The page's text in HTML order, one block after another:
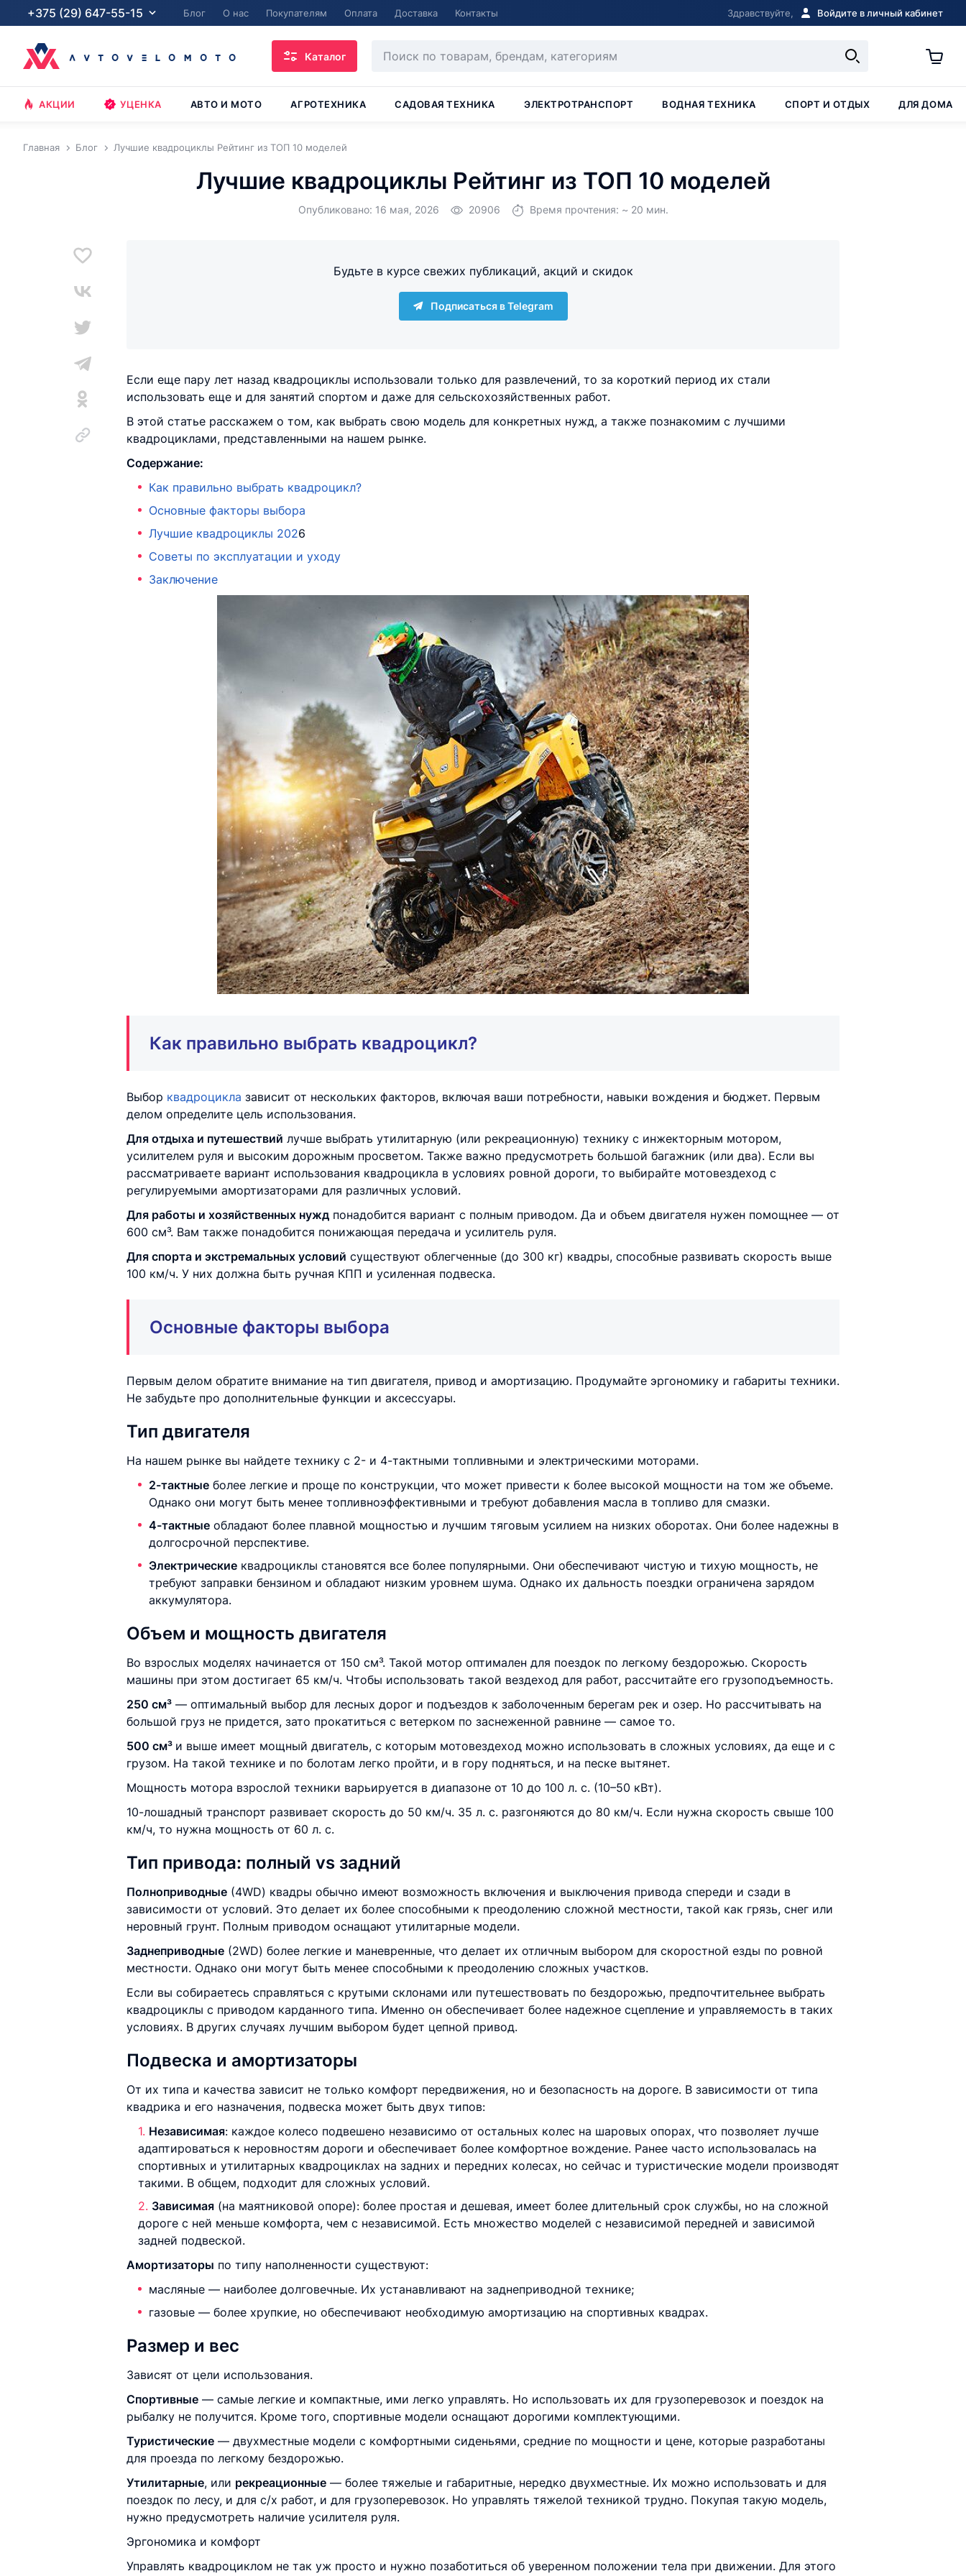
+375 (29) 647-55-15 Блог О нас Покупателям Оплата Доставка Контакты Здравствуйте, Войдите в личный кабинет
Каталог
АКЦИИ УЦЕНКА АВТО И МОТО АГРОТЕХНИКА САДОВАЯ ТЕХНИКА ЭЛЕКТРОТРАНСПОРТ ВОДНАЯ ТЕХНИКА СПОРТ И ОТДЫХ ДЛЯ ДОМА
Главная Блог Лучшие квадроциклы Рейтинг из ТОП 10 моделей
Лучшие квадроциклы Рейтинг из ТОП 10 моделей
Опубликовано: 16 мая, 2026 20906 Время прочтения: ~ 20 мин.
Будьте в курсе свежих публикаций, акций и скидок
Подписаться в Telegram
Если еще пару лет назад квадроциклы использовали только для развлечений, то за короткий период их стали
использовать еще и для занятий спортом и даже для сельскохозяйственных работ.
В этой статье расскажем о том, как выбрать свою модель для конкретных нужд, а также познакомим с лучшими
квадроциклами, представленными на нашем рынке.
Содержание:
Как правильно выбрать квадроцикл?
Основные факторы выбора
Лучшие квадроциклы 2026
Советы по эксплуатации и уходу
Заключение
Как правильно выбрать квадроцикл?
Выбор квадроцикла зависит от нескольких факторов, включая ваши потребности, навыки вождения и бюджет. Первым
делом определите цель использования.
Для отдыха и путешествий лучше выбрать утилитарную (или рекреационную) технику с инжекторным мотором,
усилителем руля и высоким дорожным просветом. Также важно предусмотреть большой багажник (или два). Если вы
рассматриваете вариант использования квадроцикла в условиях ровной дороги, то выбирайте мотовездеход с
регулируемыми амортизаторами для различных условий.
Для работы и хозяйственных нужд понадобится вариант с полным приводом. Да и объем двигателя нужен помощнее — от
600 см³. Вам также понадобится понижающая передача и усилитель руля.
Для спорта и экстремальных условий существуют облегченные (до 300 кг) квадры, способные развивать скорость выше
100 км/ч. У них должна быть ручная КПП и усиленная подвеска.
Основные факторы выбора
Первым делом обратите внимание на тип двигателя, привод и амортизацию. Продумайте эргономику и габариты техники.
Не забудьте про дополнительные функции и аксессуары.
Тип двигателя
На нашем рынке вы найдете технику с 2- и 4-тактными топливными и электрическими моторами.
2-тактные более легкие и проще по конструкции, что может привести к более высокой мощности на том же объеме.
Однако они могут быть менее топливноэффективными и требуют добавления масла в топливо для смазки.
4-тактные обладают более плавной мощностью и лучшим тяговым усилием на низких оборотах. Они более надежны в
долгосрочной перспективе.
Электрические квадроциклы становятся все более популярными. Они обеспечивают чистую и тихую мощность, не
требуют заправки бензином и обладают низким уровнем шума. Однако их дальность поездки ограничена зарядом
аккумулятора.
Объем и мощность двигателя
Во взрослых моделях начинается от 150 см³. Такой мотор оптимален для поездок по легкому бездорожью. Скорость
машины при этом достигает 65 км/ч. Чтобы использовать такой вездеход для работ, рассчитайте его грузоподъемность.
250 см³ — оптимальный выбор для лесных дорог и подъездов к заболоченным берегам рек и озер. Но рассчитывать на
большой груз не придется, зато прокатиться с ветерком по заснеженной равнине — самое то.
500 см³ и выше имеет мощный двигатель, с которым мотовездеход можно использовать в сложных условиях, да еще и с
грузом. На такой технике и по болотам легко пройти, и в гору подняться, и на песке вытянет.
Мощность мотора взрослой техники варьируется в диапазоне от 10 до 100 л. с. (10–50 кВт).
10-лошадный транспорт развивает скорость до 50 км/ч. 35 л. с. разгоняются до 80 км/ч. Если нужна скорость свыше 100
км/ч, то нужна мощность от 60 л. с.
Тип привода: полный vs задний
Полноприводные (4WD) квадры обычно имеют возможность включения и выключения привода спереди и сзади в
зависимости от условий. Это делает их более способными к преодолению сложной местности, такой как грязь, снег или
неровный грунт. Полным приводом оснащают утилитарные модели.
Заднеприводные (2WD) более легкие и маневренные, что делает их отличным выбором для скоростной езды по ровной
местности. Однако они могут быть менее способными к преодолению сложных участков.
Если вы собираетесь справляться с крутыми склонами или путешествовать по бездорожью, предпочтительнее выбрать
квадроциклы с приводом карданного типа. Именно он обеспечивает более надежное сцепление и управляемость в таких
условиях. В других случаях лучшим выбором будет цепной привод.
Подвеска и амортизаторы
От их типа и качества зависит не только комфорт передвижения, но и безопасность на дороге. В зависимости от типа
квадрика и его назначения, подвеска может быть двух типов:
Независимая: каждое колесо подвешено независимо от остальных колес на шаровых опорах, что позволяет лучше
адаптироваться к неровностям дороги и обеспечивает более комфортное вождение. Ранее часто использовалась на
спортивных и утилитарных квадроциклах на задних и передних колесах, но сейчас и туристические модели производят
такими. В общем, подходит для сложных условий.
Зависимая (на маятниковой опоре): более простая и дешевая, имеет более длительный срок службы, но на сложной
дороге с ней меньше комфорта, чем с независимой. Есть множество моделей с независимой передней и зависимой
задней подвеской.
Амортизаторы по типу наполненности существуют:
масляные — наиболее долговечные. Их устанавливают на заднеприводной технике;
газовые — более хрупкие, но обеспечивают необходимую амортизацию на спортивных квадрах.
Размер и вес
Зависят от цели использования.
Спортивные — самые легкие и компактные, ими легко управлять. Но использовать их для грузоперевозок и поездок на
рыбалку не получится. Кроме того, спортивные модели оснащают дорогими комплектующими.
Туристические — двухместные модели с комфортными сиденьями, средние по мощности и цене, которые разработаны
для проезда по легкому бездорожью.
Утилитарные, или рекреационные — более тяжелые и габаритные, нередко двухместные. Их можно использовать и для
поездок по лесу, и для с/х работ, и для грузоперевозок. Но управлять тяжелой техникой трудно. Покупая такую модель,
нужно предусмотреть наличие усилителя руля.
Эргономика и комфорт
Управлять квадроциклом не так уж просто и нужно позаботиться об уверенном положении тела при движении. Для этого